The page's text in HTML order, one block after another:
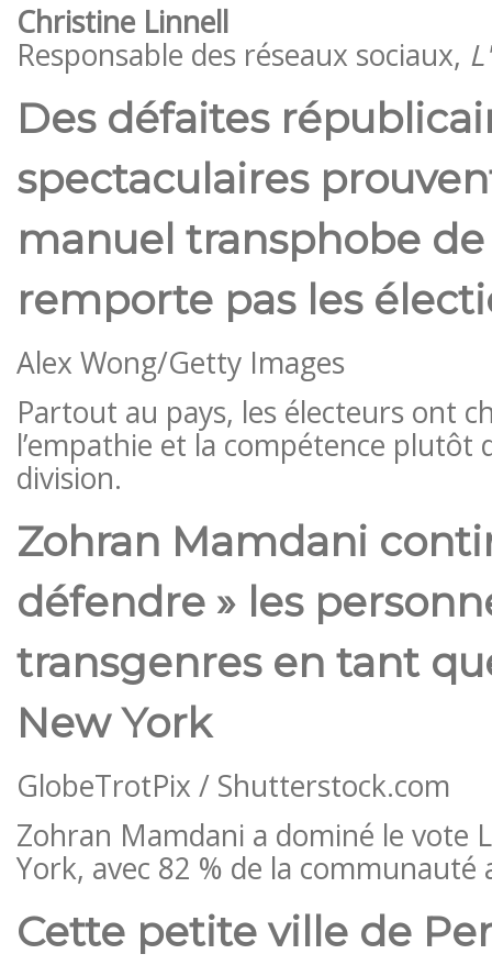
Christine Linnell
Responsable des réseaux sociaux,
Des défaites
spectaculaires
manuel transphobe de
remporte pas les
Alex Wong/Getty Images
Partout au pays, les électeurs ont
l’empathie et la compétence plutôt
division.
Zohran Mamdani
défendre » les
transgenres en tant
New York
GlobeTrotPix / Shutterstock.com
Zohran Mamdani a dominé le vote
York, avec 82 % de la
Cette petite ville de